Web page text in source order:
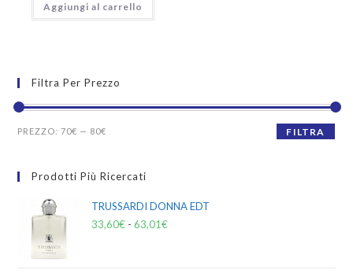
Aggiungi al carrello
Filtra Per Prezzo
FILTRA
PREZZO:70€ — 80€
Prodotti Più Ricercati
TRUSSARDI DONNA EDT
33,60€ - 63,01€